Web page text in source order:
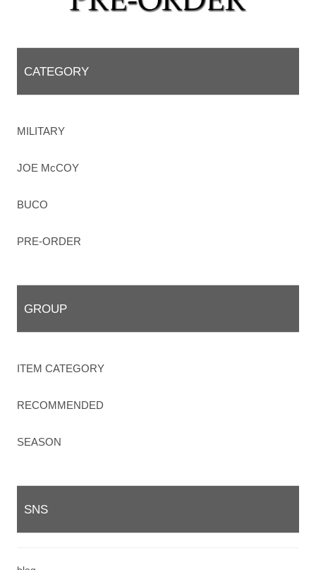
CATEGORY
MILITARY
JOE McCOY
BUCO
PRE-ORDER
GROUP
ITEM CATEGORY
RECOMMENDED
SEASON
SNS